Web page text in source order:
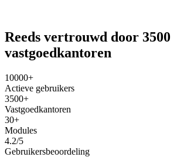
Reeds vertrouwd door 3500
vastgoedkantoren
10000+
Actieve gebruikers
3500+
Vastgoedkantoren
30+
Modules
4.2/5
Gebruikersbeoordeling